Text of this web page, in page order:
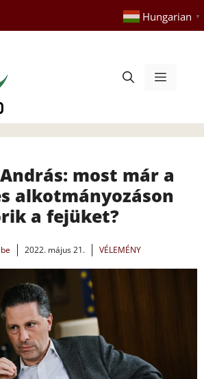
Hungarian ▼
Menü
most már a
alkotmányozáson
a fejüket?
2022. május 21. VÉLEMÉNY